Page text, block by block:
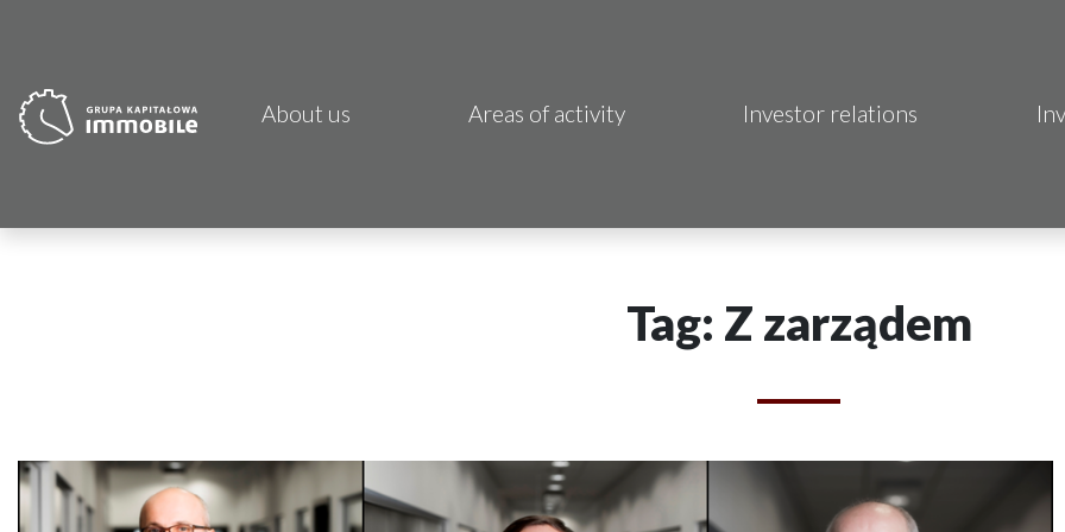
About us Areas of activity
CDI KB Sp. z o.o.
Investor relations
Tag: Z zarządem